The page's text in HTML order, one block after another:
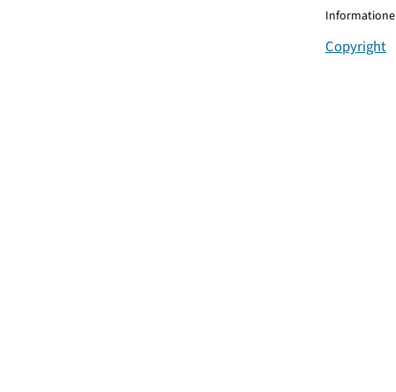
Copyright